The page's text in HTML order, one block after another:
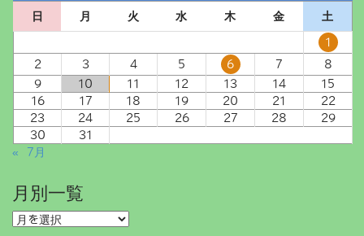
ー
シ
ョ
ン
日 月 火 水 木 金
土
1
2
3 4 5 6 7
8
9
10 11 12 13 14
15
16
17 18 19 20 21
22
23
24 25 26 27 28
29
30
31
« 7月
月別一覧
月